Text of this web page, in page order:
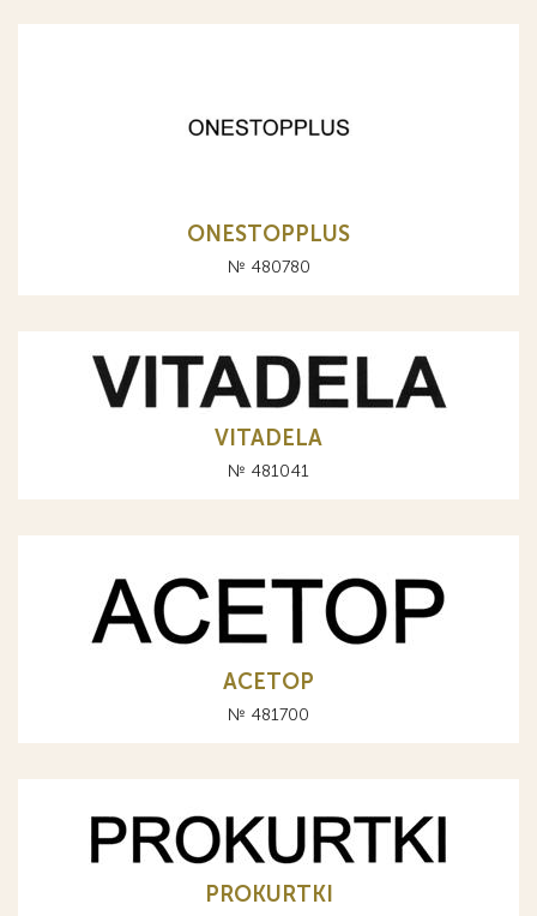
ONESTOPPLUS
№ 480780
VITADELA
№ 481041
АСЕТОР
№ 481700
PROKURTKI